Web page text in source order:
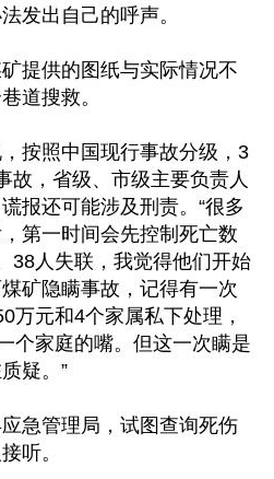
发出自己的呼声。
提供的图纸与实际情况不
道搜救。
按照中国现行事故分级，3
故，省级、市级主要负责人
报还可能涉及刑责。“很多
第一时间会先控制死亡数
38人失联，我觉得他们开始
矿隐瞒事故，记得有一次
万元和4个家属私下处理，
个家庭的嘴。但这一次瞒是
疑。”
急管理局，试图查询死伤
听。